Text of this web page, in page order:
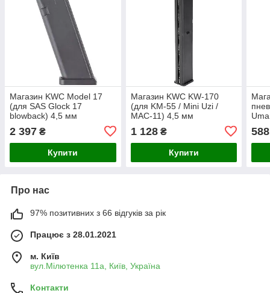
Магазин KWC Model 17
(для SAS Glock 17
blowback) 4,5 мм
2 397 ₴
Купити
Магазин KWC KW‑170
(для KM‑55 / Mini Uzi /
MAC‑11) 4,5 мм
1 128₴
Купити
588
Про нас
97% позитивних з 66 відгуків за рік
Працює з 28.01.2021
м. Київ
вул.Мілютенка 11а, Київ, Україна
Контакти